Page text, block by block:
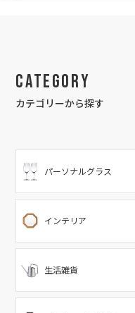
Category
カテゴリーから探す
パーソナルグラス
インテリア
生活雑貨